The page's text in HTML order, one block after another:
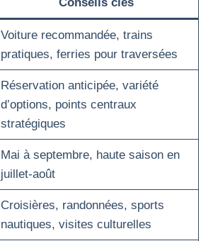
Voiture recommandée, trains
pratiques, ferries pour traversées
Réservation anticipée, variété
d’options, points centraux
stratégiques
Mai à septembre, haute saison en
juillet-août
Croisières, randonnées, sports
nautiques, visites culturelles